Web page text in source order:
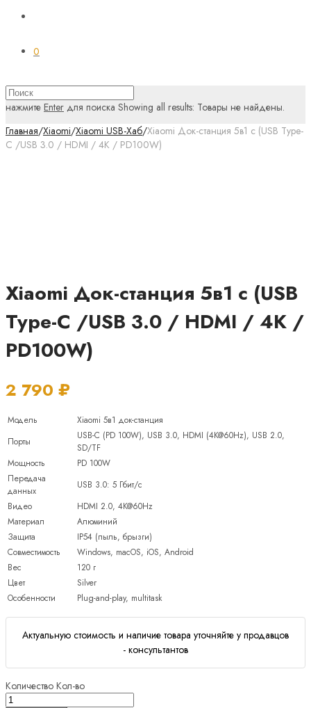
0
нажмите Enter для поиска Showing all results: Товары не найдены.
Главная/Xiaomi/Xiaomi USB-Хаб/Xiaomi Док-станция 5в1 с (USB Type-
C /USB 3.0 / HDMI / 4K / PD100W)
Xiaomi Док-станция 5в1 с (USB
Type-C /USB 3.0 / HDMI / 4K /
PD100W)
2 790 ₽
Модель
Xiaomi 5в1 док-станция
Порты
USB-C (PD 100W), USB 3.0, HDMI (4K@60Hz), USB 2.0,
SD/TF
Мощность
PD 100W
Передача
данных
USB 3.0: 5 Гбит/с
Видео
HDMI 2.0, 4K@60Hz
Материал
Алюминий
Защита
IP54 (пыль, брызги)
Совместимость
Windows, macOS, iOS, Android
Вес
120 г
Цвет
Silver
Особенности
Plug-and-play, multitask
Актуальную стоимость и наличие товара уточняйте у продавцов
- консультантов
Количество Кол-во